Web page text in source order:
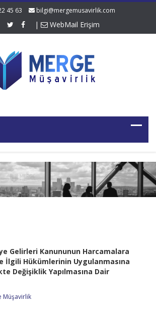
45 63 bilgi@mergemusavirlik.com
| WebMail Erişim
Gelirleri Kanununun Harcamalara
İlgili Hükümlerinin Uygulanmasına
Değişiklik Yapılmasına Dair
Müşavirlik